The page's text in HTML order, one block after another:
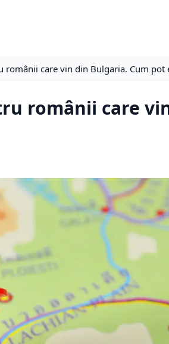
care vin din Bulgaria. Cum pot
românii care